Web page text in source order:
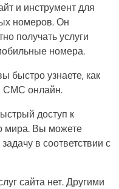
и инструмент для
номеров. Он
получать услуги
номера.
быстро узнаете, как
СМС онлайн.
доступ к
мира. Вы можете
в соответствии с
сайта нет. Другими